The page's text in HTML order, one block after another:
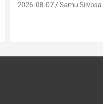
2026-08-07 Samu Silvosa